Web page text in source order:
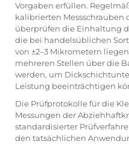
Vorgaben erfüllen.
kalibrierten Messschrauben
überprüfen die Einhaltung
die bei handelsüblichen
von ±2–3 Mikrometern
mehreren Stellen über die
werden, um
Leistung beeinträchtigen
Die Prüfprotokolle für die
Messungen der
standardisierter
den tatsächlichen